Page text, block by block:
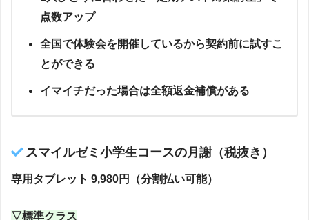
点数アップ
全国で体験会を開催しているから契約前に試すこ
とができる
イマイチだった場合は全額返金補償がある
スマイルゼミ小学生コースの月謝（税抜き）
専用タブレット 9,980円（分割払い可能）
▽標準クラス